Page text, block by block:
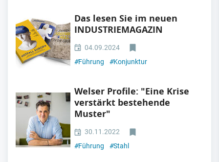
Das lesen Sie im neuen
INDUSTRIEMAGAZIN
04.09.2024
#Führung #Konjunktur
Welser Profile: "Eine Krise
verstärkt bestehende
Muster"
30.11.2022
#Führung #Stahl